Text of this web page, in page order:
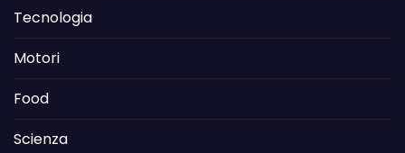
Tecnologia
Motori
Food
Scienza